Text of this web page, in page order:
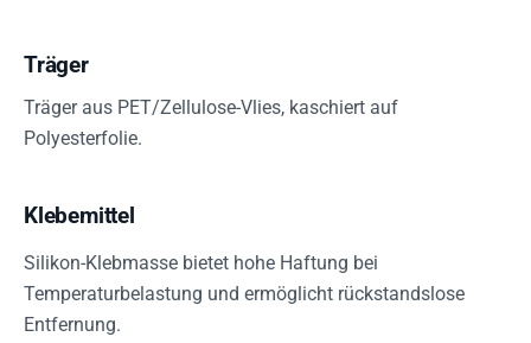
Träger
Träger aus PET/Zellulose-Vlies, kaschiert auf
Polyesterfolie.
Klebemittel
Silikon-Klebmasse bietet hohe Haftung bei
Temperaturbelastung und ermöglicht rückstandslose
Entfernung.